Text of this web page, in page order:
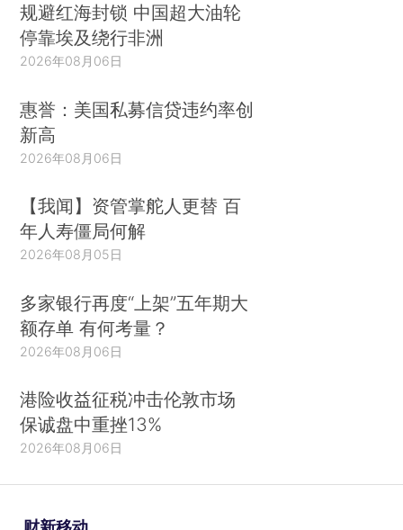
品。前者主要在健康时使用，而后者往往在不健康
时使用。计算「预防类消费」和「补救类消费」占
的指标。
由下图可以看到，最倾向于购买「补救类消
对不发达地区，其老年人与其事前购买预防，更倾
向于选择事后补救。相反，福建、上海、黑龙江、
海南和浙江等地的老年人倾向于更多地购买「预防
占比也比较低。
治未病，还是治已病？下图正说明了不同地区
图3：各省老年人不同类别消费比例（数据来源：京东大数据）
规避红海封锁 中国超大油轮
停靠埃及绕行非洲
2026年08月06日
惠誉：美国私募信贷违约率创
新高
2026年08月06日
【我闻】资管掌舵人更替 百
年人寿僵局何解
2026年08月05日
多家银行再度“上架”五年期大
额存单 有何考量？
2026年08月06日
港险收益征税冲击伦敦市场
保诚盘中重挫13%
2026年08月06日